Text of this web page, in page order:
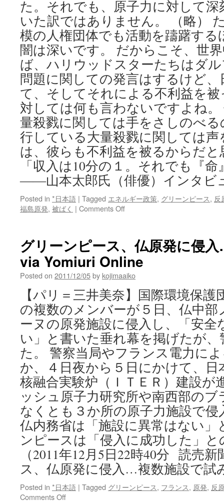
た。それでも、原子力に対して
いた訳ではありません。 （略）
模の人権団体でも活動を躊躇する
闇は深いです。 だからこそ、世
ば、ハリウッドスターたちはダ
問題に関しての発言はするけど
て、そしてそれによる不利益を
対しては何も言わないですよね
量殺戮に関しては手をさしのべ
行している大量殺戮に関しては
は、彼らも不利益を被るからだ
「収入は10分の１。それでも『
――山本太郎氏（俳優）インタビ
Posted in *日本語 | Tagged エネルギー政策, グリーンピース, 反
福島原発, 被ばく | Comments Offon
分
の
１。
そ
れ
で
も
『命』
を
守
た
か
っ
た」
――
山
本
太
郎
氏
（俳
イ
グリーンピース、仏原発に侵
via Yomiuri Online
Posted on 2011/12/05by kojimaaiko
【パリ＝三井美奈】国際環境保
の複数のメンバーが５日、仏中
ーヌの原発施設に侵入し、「安
い」と書いた垂れ幕を掲げたが
た。 警察当局やフランス電力に
か、４日夜から５日にかけて、
核融合実験炉（ＩＴＥＲ）建設が
ッシュ原子力研究所や南西部の
なくとも３か所の原子力施設で
仏内務省は「施設に異常はない」
ンピースは「侵入に成功した」
（2011年12月5日22時40分 読売
ス、仏原発に侵入…複数施設で試
Posted in *日本語 | Tagged グリーンピース, フランス, 原発, 反
Comments Offon